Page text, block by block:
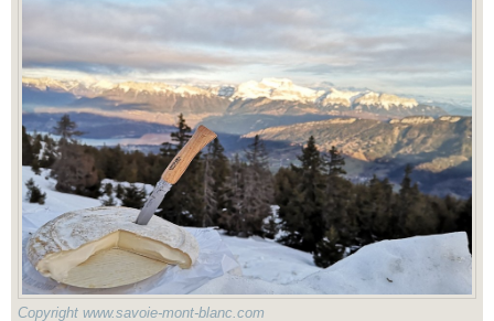
Copyright www.savoie-mont-blanc.com